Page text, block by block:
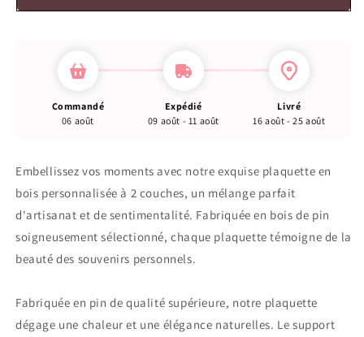
Commandé
06 août
Expédié
09 août - 11 août
Livré
16 août - 25 août
Embellissez vos moments avec notre exquise plaquette en
bois personnalisée à 2 couches, un mélange parfait
d'artisanat et de sentimentalité. Fabriquée en bois de pin
soigneusement sélectionné, chaque plaquette témoigne de la
beauté des souvenirs personnels.
Fabriquée en pin de qualité supérieure, notre plaquette
dégage une chaleur et une élégance naturelles. Le support